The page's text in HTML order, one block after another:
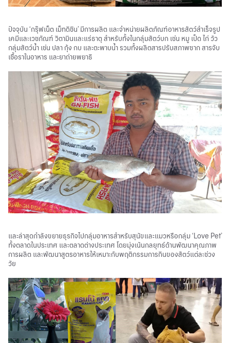
ปัจจุบัน ‘กรุ๊ฟเน็ต เม็ทดิชิน’ มีการผลิต และจำหน่ายผลิตภัณฑ์อาหารสัตว์สำเร็จรูป
เคมีและเวชภัณฑ์ วิตามินและแร่ธาตุ สำหรับทั้งในกลุ่มสัตว์บก เช่น หมู เป็ด ไก่ วัว
กลุ่มสัตว์น้ำ เช่น ปลา กุ้ง กบ และตะพาบน้ำ รวมทั้งผลิตสารปรับสภาพซาก สารจับ
เชื้อราในอาหาร และยาถ่ายพยาธิ
และล่าสุดกำลังขยายธุรกิจไปกลุ่มอาหารสำหรับสุนัขและแมวหรือกลุ่ม ‘Love Pet’
ทั้งตลาดในประเทศ และตลาดต่างประเทศ โดยมุ่งเน้นกลยุทธ์ด้านพัฒนาคุณภาพ
การผลิต และพัฒนาสูตรอาหารให้เหมาะกับพฤติกรรมการกินของสัตว์แต่ละช่วง
วัย